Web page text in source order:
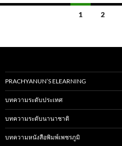
นำทาง
1 2
PRACHYANUN’S ELEARNING
บทความระดับประเทศ
บทความระดับนานาชาติ
บทความหนังสือพิมพ์เพชรภูมิ